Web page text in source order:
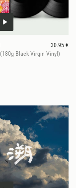
30.95 €
Black Virgin Vinyl)